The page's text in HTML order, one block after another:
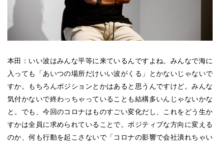
本田：いい波はみんな平等に来ているんですよね。みんなで海に
入っても「あいつの場所だけいい波がくる」とかないじゃないで
すか。もちろんポジションとかはあると思うんですけど。みんな
気付かないで終わっちゃっていることも結構多いんじゃないかな
と。でも、今回のコロナはものすごい変化だし、これをどう生か
すかは全員に求められていることで。ポジティブな方向に変える
のか、何も行動を起こさないで「コロナの影響で会社潰れちゃい